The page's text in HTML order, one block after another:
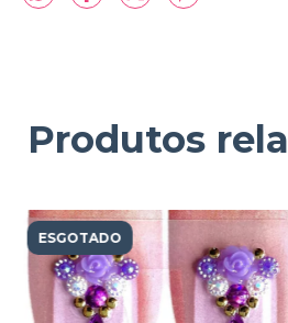
Produtos
ESGOTADO